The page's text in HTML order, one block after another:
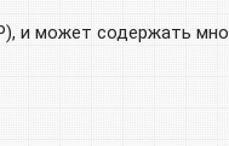
и может содержать